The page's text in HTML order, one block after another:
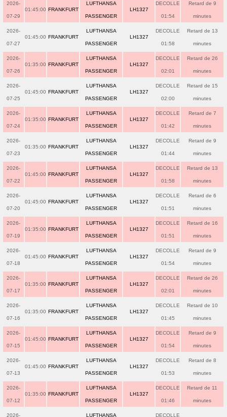
2026-
07-29
01:45:00 FRANKFURT
LUFTHANSA
PASSENGER
LH1327
DECOLLE
01:54
Retard de 9
minutes
2026-
07-27
01:45:00 FRANKFURT
LUFTHANSA
PASSENGER
LH1327
DECOLLE
01:58
Retard de 13
minutes
2026-
07-26
01:35:00 FRANKFURT
LUFTHANSA
PASSENGER
LH1327
DECOLLE
02:01
Retard de 26
minutes
2026-
07-25
01:45:00 FRANKFURT
LUFTHANSA
PASSENGER
LH1327
DECOLLE
02:00
Retard de 15
minutes
2026-
07-24
01:35:00 FRANKFURT
LUFTHANSA
PASSENGER
LH1327
DECOLLE
01:42
Retard de 7
minutes
2026-
07-23
01:35:00 FRANKFURT
LUFTHANSA
PASSENGER
LH1327
DECOLLE
01:44
Retard de 9
minutes
2026-
07-22
01:45:00 FRANKFURT
LUFTHANSA
PASSENGER
LH1327
DECOLLE
01:58
Retard de 13
minutes
2026-
07-20
01:45:00 FRANKFURT
LUFTHANSA
PASSENGER
LH1327
DECOLLE
01:51
Retard de 6
minutes
2026-
07-19
01:35:00 FRANKFURT
LUFTHANSA
PASSENGER
LH1327
DECOLLE
01:51
Retard de 16
minutes
2026-
07-18
01:45:00 FRANKFURT
LUFTHANSA
PASSENGER
LH1327
DECOLLE
01:54
Retard de 9
minutes
2026-
07-17
01:35:00 FRANKFURT
LUFTHANSA
PASSENGER
LH1327
DECOLLE
02:01
Retard de 26
minutes
2026-
07-16
01:35:00 FRANKFURT
LUFTHANSA
PASSENGER
LH1327
DECOLLE
01:45
Retard de 10
minutes
2026-
07-15
01:45:00 FRANKFURT
LUFTHANSA
PASSENGER
LH1327
DECOLLE
01:54
Retard de 9
minutes
2026-
07-13
01:45:00 FRANKFURT
LUFTHANSA
PASSENGER
LH1327
DECOLLE
01:53
Retard de 8
minutes
2026-
07-12
01:35:00 FRANKFURT
LUFTHANSA
PASSENGER
LH1327
DECOLLE
01:46
Retard de 11
minutes
2026- LUFTHANSA DECOLLE